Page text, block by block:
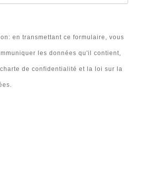
en transmettant ce formulaire, vous
les données qu'il contient,
de confidentialité et la loi sur la